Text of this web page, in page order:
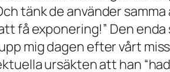
tänk de använder
få exponering!” Den
mig dagen efter vårt
ursäkten att han